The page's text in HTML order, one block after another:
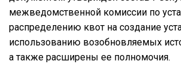
межведомственной комиссии по
распределению квот на создание
использованию возобновляемых
а также расширены ее полномочия.